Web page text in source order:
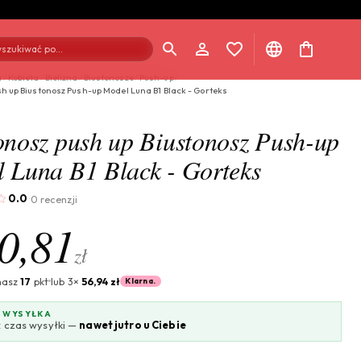
po...
/Kobieta/Bielizna/Biustonosze/Push-up/
up Biustonosz Push-up Model Luna B1 Black - Gorteks
push up Biustonosz Push-up
Luna B1 Black - Gorteks
0.0 ·0 recenzji
zł
17 pktlub 3× 56,94 zł Klarna.
czas wysyłki — nawet jutro u Ciebie